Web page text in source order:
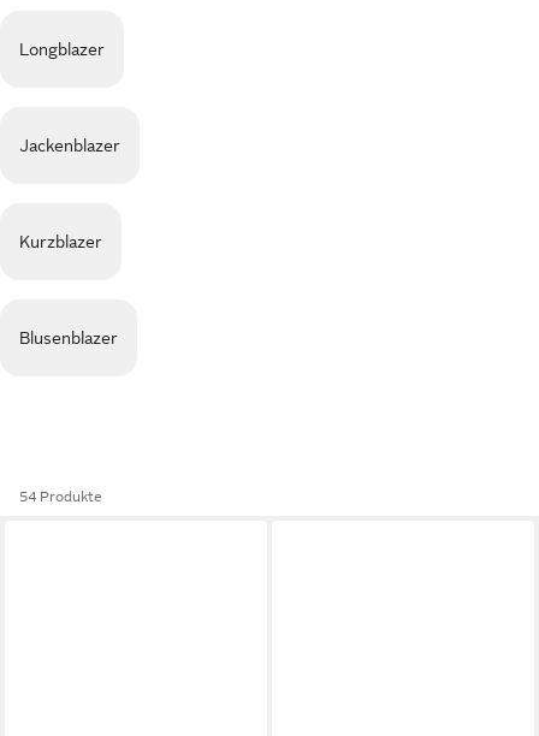
Longblazer
Jackenblazer
Kurzblazer
Blusenblazer
54 Produkte